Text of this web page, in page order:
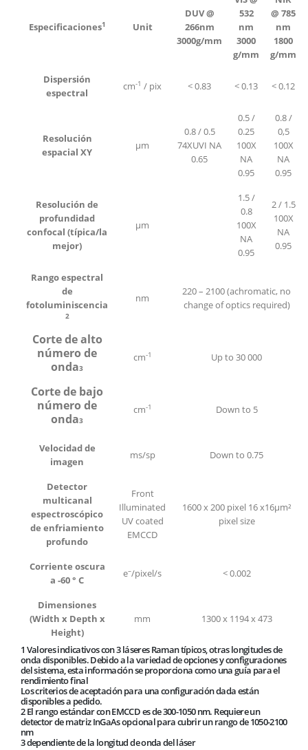
Especificaciones1 Unit
DUV @
266nm
3000g/mm
532
nm
3000
g/mm
@ 785
nm
1800
g/mm
Dispersión
espectral
cm-1 / pix < 0.83 < 0.13 < 0.12
Resolución
espacial XY
µm
0.8 / 0.5
74XUVI NA
0.65
0.5 /
0.25
100X
NA
0.95
0.8 /
0,5
100X
NA
0.95
Resolución de
profundidad
confocal (típica/la
mejor)
µm
1.5 /
0.8
100X
NA
0.95
2 / 1.5
100X
NA
0.95
Rango espectral
de
fotoluminiscencia
2
nm
220 – 2100 (achromatic, no
change of optics required)
Corte de alto
número de
onda3
cm-1 Up to 30 000
Corte de bajo
número de
onda3
cm-1 Down to 5
Velocidad de
imagen
ms/sp Down to 0.75
Detector
multicanal
espectroscópico
de enfriamiento
profundo
Front
Illuminated
UV coated
EMCCD
1600 x 200 pixel 16 x16µm²
pixel size
Corriente oscura
a -60 ° C
e–/pixel/s < 0.002
Dimensiones
(Width x Depth x
Height)
mm 1300 x 1194 x 473
1 Valores indicativos con 3 láseres Raman típicos, otras longitudes de
onda disponibles. Debido a la variedad de opciones y configuraciones
del sistema, esta información se proporciona como una guía para el
rendimiento final
Los criterios de aceptación para una configuración dada están
disponibles a pedido.
2 El rango estándar con EMCCD es de 300-1050 nm. Requiere un
detector de matriz InGaAs opcional para cubrir un rango de 1050-2100
nm
3 dependiente de la longitud de onda del láser